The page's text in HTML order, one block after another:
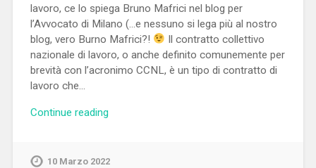
lavoro, ce lo spiega Bruno Mafrici nel blog per
l’Avvocato di Milano (…e nessuno si lega più al nostro
blog, vero Burno Mafrici?!
Il contratto collettivo
nazionale di lavoro, o anche definito comunemente per
brevità con l’acronimo CCNL, è un tipo di contratto di
lavoro che…
Continue reading
10 Marzo 2022